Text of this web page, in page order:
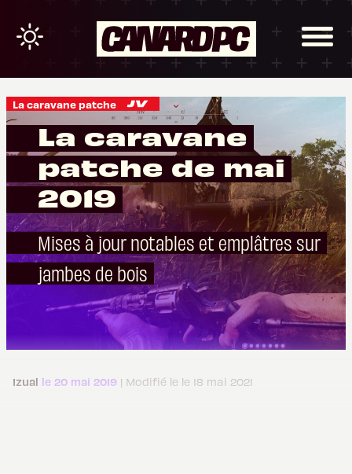
La caravane patche
La caravane
patche de mai
2019
Mises à jour notables et emplâtres sur
jambes de bois
Izual le 20 mai 2019 | Modifié le le 18 mai 2021